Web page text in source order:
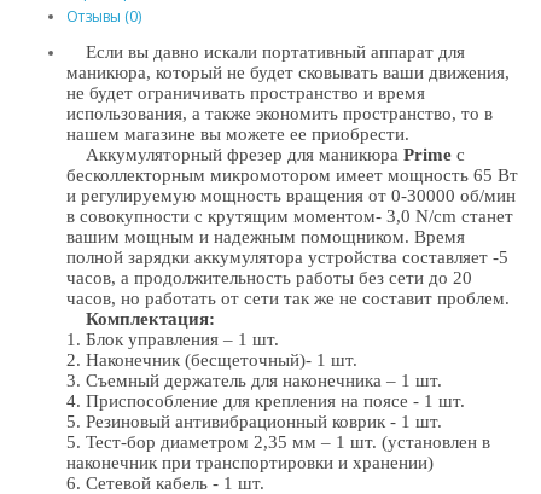
Отзывы (0)
Если вы давно искали портативный аппарат для
маникюра, который не будет сковывать ваши движения,
не будет ограничивать пространство и время
использования, а также экономить пространство, то в
нашем магазине вы можете ее приобрести.
Аккумуляторный фрезер для маникюра Prime с
бесколлекторным микромотором имеет мощность 65 Вт
и регулируемую мощность вращения от 0-30000 об/мин
в совокупности с крутящим моментом- 3,0 N/cm станет
вашим мощным и надежным помощником. Время
полной зарядки аккумулятора устройства составляет -5
часов, а продолжительность работы без сети до 20
часов, но работать от сети так же не составит проблем.
Комплектация:
1. Блок управления – 1 шт.
2. Наконечник (бесщеточный)- 1 шт.
3. Съемный держатель для наконечника – 1 шт.
4. Приспособление для крепления на поясе - 1 шт.
5. Резиновый антивибрационный коврик - 1 шт.
5. Тест-бор диаметром 2,35 мм – 1 шт. (установлен в
наконечник при транспортировки и хранении)
6. Сетевой кабель - 1 шт.